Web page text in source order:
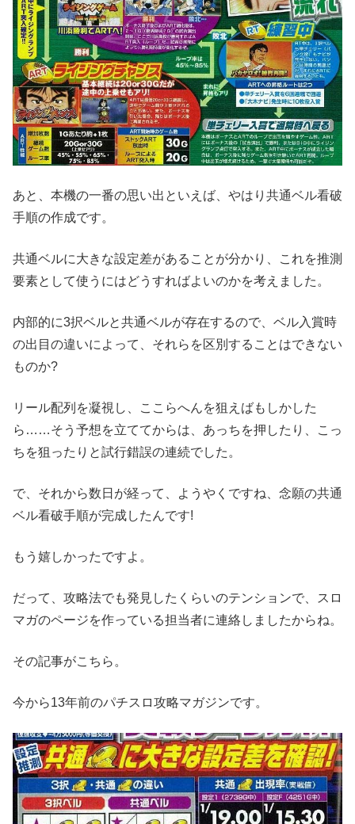
あと、本機の一番の思い出といえば、やはり共通ベル看破
手順の作成です。
共通ベルに大きな設定差があることが分かり、これを推測
要素として使うにはどうすればよいのかを考えました。
内部的に3択ベルと共通ベルが存在するので、ベル入賞時
の出目の違いによって、それらを区別することはできない
ものか?
リール配列を凝視し、ここらへんを狙えばもしかした
ら……そう予想を立ててからは、あっちを押したり、こっ
ちを狙ったりと試行錯誤の連続でした。
で、それから数日が経って、ようやくですね、念願の共通
ベル看破手順が完成したんです!
もう嬉しかったですよ。
だって、攻略法でも発見したくらいのテンションで、スロ
マガのページを作っている担当者に連絡しましたからね。
その記事がこちら。
今から13年前のパチスロ攻略マガジンです。